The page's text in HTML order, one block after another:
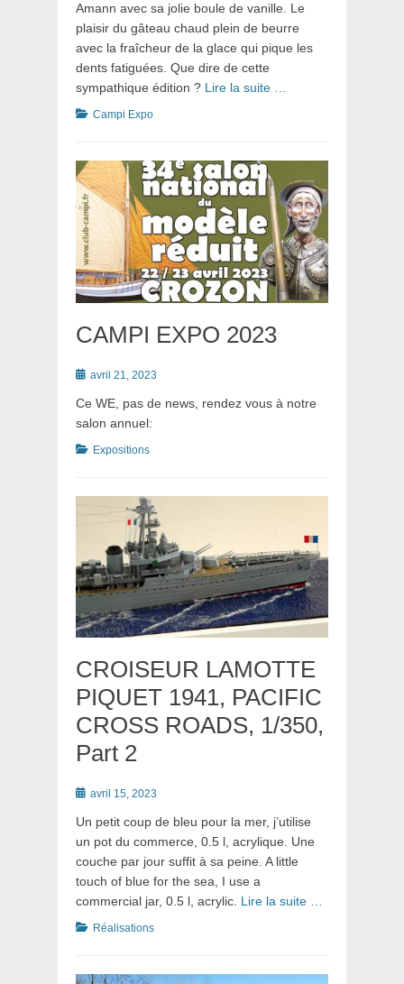
Amann avec sa jolie boule de vanille. Le
plaisir du gâteau chaud plein de beurre
avec la fraîcheur de la glace qui pique les
dents fatiguées. Que dire de cette
sympathique édition ? Lire la suite …
Catégories
Campi Expo
CAMPI EXPO 2023
Postéavril 21, 2023
Ce WE, pas de news, rendez vous à notre
salon annuel:
Catégories
Expositions
CROISEUR LAMOTTE
PIQUET 1941, PACIFIC
CROSS ROADS, 1/350,
Part 2
Postéavril 15, 2023
Un petit coup de bleu pour la mer, j’utilise
un pot du commerce, 0.5 l, acrylique. Une
couche par jour suffit à sa peine. A little
touch of blue for the sea, I use a
commercial jar, 0.5 l, acrylic. Lire la suite …
Catégories
Réalisations